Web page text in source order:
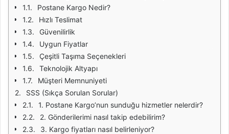
Postane Kargo Nedir?
Hızlı Teslimat
Güvenilirlik
Uygun Fiyatlar
Çeşitli Taşıma Seçenekleri
Teknolojik Altyapı
Müşteri Memnuniyeti
SSS (Sıkça Sorulan Sorular)
1. Postane Kargo’nun sunduğu hizmetler nelerdir?
2. Gönderilerimi nasıl takip edebilirim?
3. Kargo fiyatları nasıl belirleniyor?